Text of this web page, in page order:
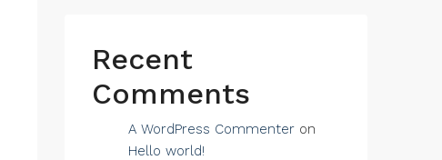
Recent
Comments
A WordPress Commenter on
Hello world!